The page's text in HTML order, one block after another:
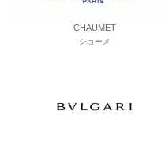
CHAUMET
ショーメ